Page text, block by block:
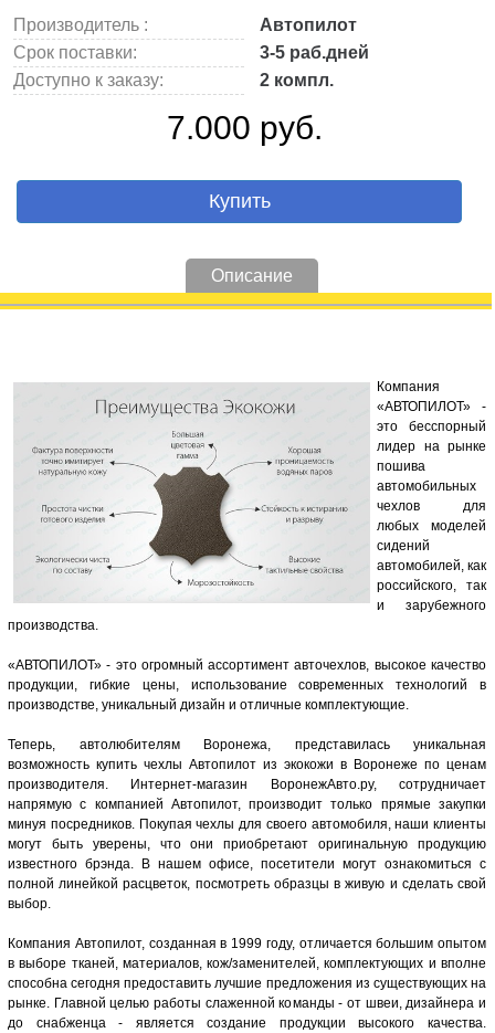
Производитель :
Автопилот
Срок поставки:
3-5 раб.дней
Доступно к заказу:
2 компл.
7.000 руб.
Купить
Описание
Компания
«АВТОПИЛОТ» -
это бесспорный
лидер на рынке
пошива
автомобильных
чехлов для
любых моделей
сидений
автомобилей, как
российского, так
и зарубежного
производства.
«АВТОПИЛОТ» - это огромный ассортимент авточехлов, высокое качество
продукции, гибкие цены, использование современных технологий в
производстве, уникальный дизайн и отличные комплектующие.
Теперь, автолюбителям Воронежа, представилась уникальная
возможность купить чехлы Автопилот из экокожи в Воронеже по ценам
производителя. Интернет-магазин ВоронежАвто.ру, сотрудничает
напрямую с компанией Автопилот, производит только прямые закупки
минуя посредников. Покупая чехлы для своего автомобиля, наши клиенты
могут быть уверены, что они приобретают оригинальную продукцию
известного брэнда. В нашем офисе, посетители могут ознакомиться с
полной линейкой расцветок, посмотреть образцы в живую и сделать свой
выбор.
Компания Автопилот, созданная в 1999 году, отличается большим опытом
в выборе тканей, материалов, кож/заменителей, комплектующих и вполне
способна сегодня предоставить лучшие предложения из существующих на
рынке. Главной целью работы слаженной команды - от швеи, дизайнера и
до снабженца - является создание продукции высокого качества.